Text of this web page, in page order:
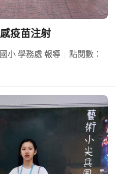
疫苗注射
小 學務處 報導
點閱數：